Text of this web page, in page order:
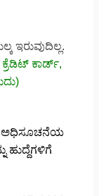
ಇರುವುದಿಲ್ಲ.
ಕಾರ್ಡ್,
ಅಧಿಸೂಚನೆಯ
ಹುದ್ದೆಗಳಿಗೆ